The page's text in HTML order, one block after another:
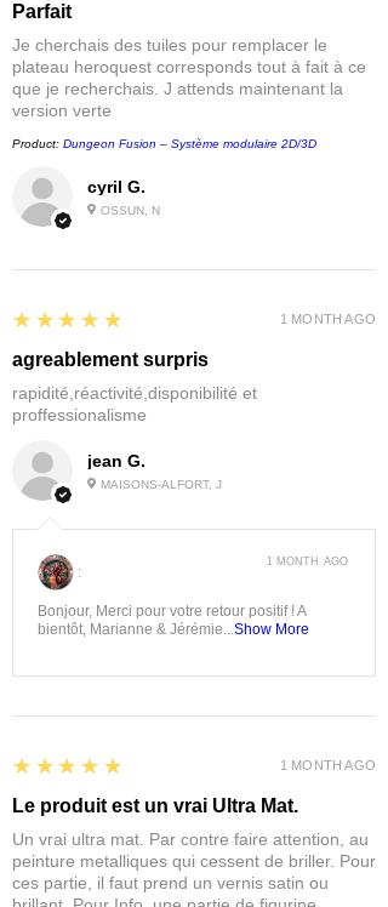
cyril G.
OSSUN, N
Parfait
Je cherchais des tuiles pour remplacer le
plateau heroquest corresponds tout à fait à ce
que je recherchais. J attends maintenant la
version verte
Product: Dungeon Fusion – Système modulaire 2D/3D
jean G.
MAISONS-ALFORT, J
5
★★★★★
agreablement surpris
rapidité,réactivité,disponibilité et
proffessionalisme
1 MONTH AGO
:
Bonjour, Merci pour votre retour positif ! A
bientôt, Marianne & Jérémie...Show More
1 MONTH AGO
5
★★★★★
Le produit est un vrai Ultra Mat.
Un vrai ultra mat. Par contre faire attention, au
peinture metalliques qui cessent de briller. Pour
ces partie, il faut prend un vernis satin ou
1 MONTH AGO